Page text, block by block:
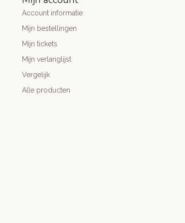
Account informatie
Mijn bestellingen
Mijn tickets
Mijn verlanglijst
Vergelijk
Alle producten